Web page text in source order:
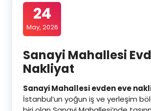
24
May, 2026
Sanayi Mahallesi
Nakliyat
Sanayi Mahallesi evden eve
İstanbul’un yoğun iş ve yerleşim